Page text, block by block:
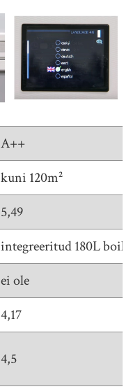
A++
kuni 120m²
5,49
integreeritud 180L boiler
ei ole
4,17
4,5